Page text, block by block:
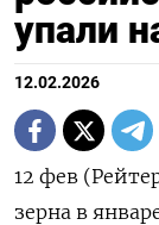
упали
12.02.2026
12 фев
зерна в